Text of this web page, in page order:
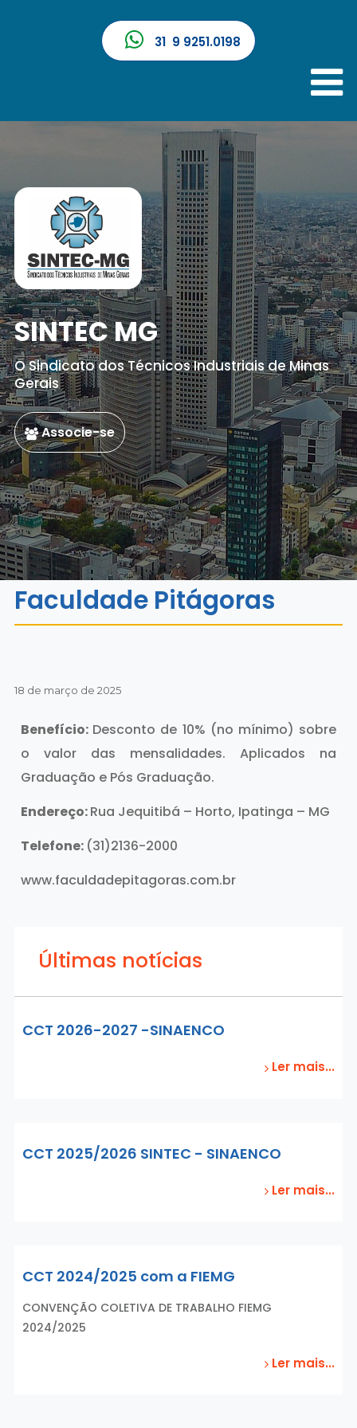
31 9 9251.0198
SINTEC MG
O Sindicato dos Técnicos Industriais de Minas
Gerais
Associe-se
Faculdade Pitágoras
18 de março de 2025
Benefício: Desconto de 10% (no mínimo) sobre
o valor das mensalidades. Aplicados na
Graduação e Pós Graduação.
Endereço:Rua Jequitibá – Horto, Ipatinga – MG
Telefone: (31)2136-2000
www.faculdadepitagoras.com.br
Últimas notícias
CCT 2026-2027 -SINAENCO
Ler mais...
CCT 2025/2026 SINTEC - SINAENCO
Ler mais...
CCT 2024/2025 com a FIEMG
CONVENÇÃO COLETIVA DE TRABALHO FIEMG
2024/2025
Ler mais...